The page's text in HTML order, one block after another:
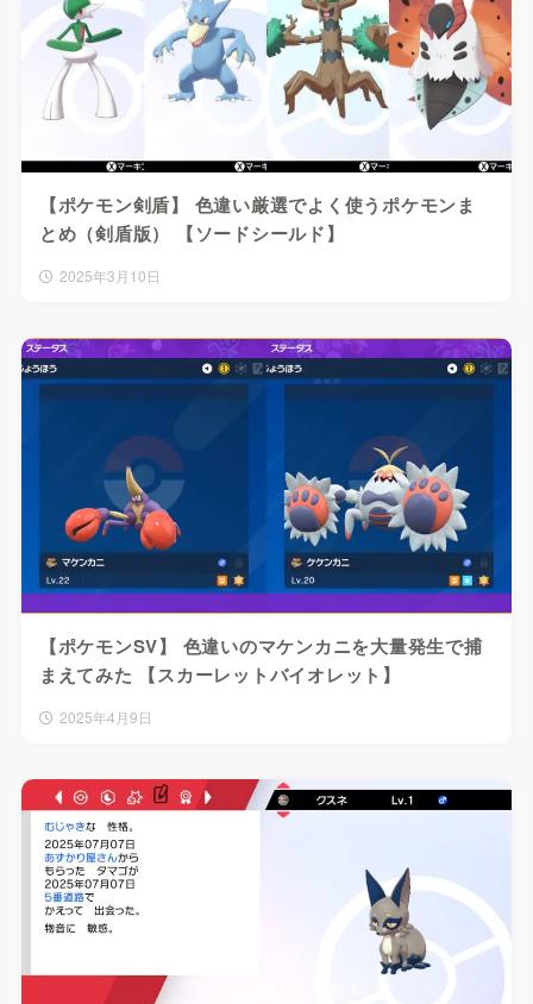
【ポケモン剣盾】 色違い厳選でよく使うポケモンま
とめ（剣盾版） 【ソードシールド】
2025年3月10日
【ポケモンSV】 色違いのマケンカニを大量発生で捕
まえてみた 【スカーレットバイオレット】
2025年4月9日